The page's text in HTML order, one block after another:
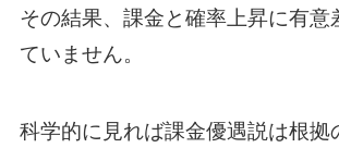
その結果、課金と確率上昇に有意
ていません。
科学的に見れば課金優遇説は根拠